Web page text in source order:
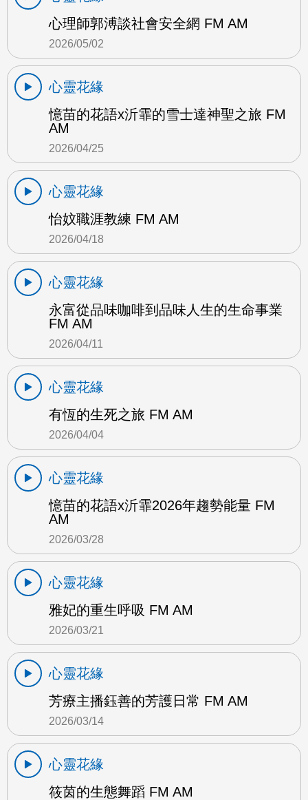
心理師郭溥談社會安全網 FM AM
2026/05/02
心靈花緣
憶苗的花語x沂霏的雪士達神聖之旅 FM
AM
2026/04/25
心靈花緣
怡妏職涯教練 FM AM
2026/04/18
心靈花緣
永富從品味咖啡到品味人生的生命事業
FM AM
2026/04/11
心靈花緣
有恆的生死之旅 FM AM
2026/04/04
心靈花緣
憶苗的花語x沂霏2026年趨勢能量 FM
AM
2026/03/28
心靈花緣
雅妃的重生呼吸 FM AM
2026/03/21
心靈花緣
芳療主播鈺善的芳護日常 FM AM
2026/03/14
心靈花緣
筱茵的生態舞蹈 FM AM